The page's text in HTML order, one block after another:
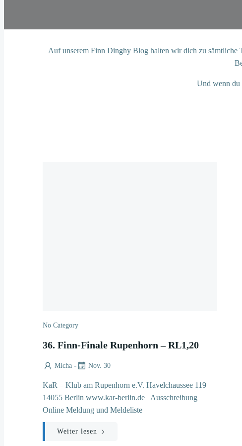
Auf unserem Finn Dinghy Blog halten wir dich zu sämtliche
Und wenn du
No Category
36. Finn-Finale Rupenhorn – RL1,20
Micha - Nov. 30
KaR – Klub am Rupenhorn e.V. Havelchaussee 119
14055 Berlin www.kar-berlin.de Ausschreibung
Online Meldung und Meldeliste
Weiter lesen